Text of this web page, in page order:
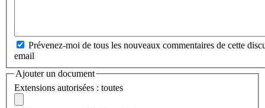
Prévenez-moi de tous les nouveaux commentaires de cette
email
Ajouter un document
Extensions autorisées : toutes